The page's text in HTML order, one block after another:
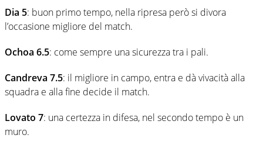
Dia 5: buon primo tempo, nella ripresa però si divora
l’occasione migliore del match.
Ochoa 6.5: come sempre una sicurezza tra i pali.
Candreva 7.5: il migliore in campo, entra e dà vivacità alla
squadra e alla fine decide il match.
Lovato 7: una certezza in difesa, nel secondo tempo è un
muro.